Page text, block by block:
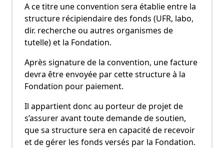
A ce titre une convention sera établie entre la
structure récipiendaire des fonds (UFR, labo,
dir. recherche ou autres organismes de
tutelle) et la Fondation.
Après signature de la convention, une facture
devra être envoyée par cette structure à la
Fondation pour paiement.
Il appartient donc au porteur de projet de
s’assurer avant toute demande de soutien,
que sa structure sera en capacité de recevoir
et de gérer les fonds versés par la Fondation.